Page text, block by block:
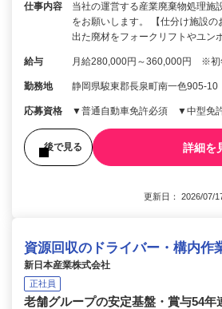
仕事内容
当社の運営する産業廃棄物処理施
をお願いします。 【仕分け施設
出た廃材をフォークリフトやユン
給与 月給280,000円～360,000円 ※初
勤務地 静岡県駿東郡長泉町南一色905-10
応募資格 ▼普通自動車免許必須 ▼中型免
後で見る 詳細を
更新日： 2026/07/
資源回収のドライバー・構内作
新日本産業株式会社
正社員
老舗グループの安定基盤・賞与54年